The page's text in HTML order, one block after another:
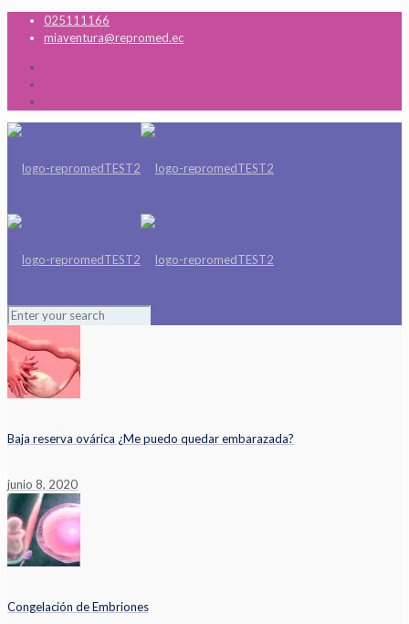
025111166
miaventura@repromed.ec
Baja reserva ovárica ¿Me puedo quedar embarazada?
junio 8, 2020
Congelación de Embriones